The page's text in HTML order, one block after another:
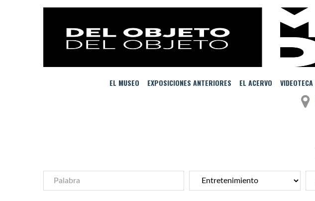
EL MUSEO EXPOSICIONES ANTERIORES EL ACERVO VIDEOTECA